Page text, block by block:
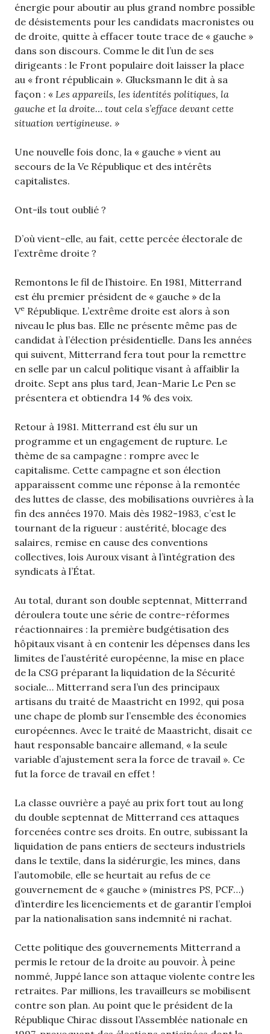
énergie pour aboutir au plus grand nombre possible
de désistements pour les candidats macronistes ou
de droite, quitte à effacer toute trace de « gauche »
dans son discours. Comme le dit l’un de ses
dirigeants : le Front populaire doit laisser la place
au « front républicain ». Glucksmann le dit à sa
façon : « Les appareils, les identités politiques, la
gauche et la droite… tout cela s’efface devant cette
situation vertigineuse. »
Une nouvelle fois donc, la « gauche » vient au
secours de la Ve République et des intérêts
capitalistes.
Ont-ils tout oublié ?
D’où vient-elle, au fait, cette percée électorale de
l’extrême droite ?
Remontons le fil de l’histoire. En 1981, Mitterrand
est élu premier président de « gauche » de la
Ve République. L’extrême droite est alors à son
niveau le plus bas. Elle ne présente même pas de
candidat à l’élection présidentielle. Dans les années
qui suivent, Mitterrand fera tout pour la remettre
en selle par un calcul politique visant à affaiblir la
droite. Sept ans plus tard, Jean-Marie Le Pen se
présentera et obtiendra 14 % des voix.
Retour à 1981. Mitterrand est élu sur un
programme et un engagement de rupture. Le
thème de sa campagne : rompre avec le
capitalisme. Cette campagne et son élection
apparaissent comme une réponse à la remontée
des luttes de classe, des mobilisations ouvrières à la
fin des années 1970. Mais dès 1982-1983, c’est le
tournant de la rigueur : austérité, blocage des
salaires, remise en cause des conventions
collectives, lois Auroux visant à l’intégration des
syndicats à l’État.
Au total, durant son double septennat, Mitterrand
déroulera toute une série de contre-réformes
réactionnaires : la première budgétisation des
hôpitaux visant à en contenir les dépenses dans les
limites de l’austérité européenne, la mise en place
de la CSG préparant la liquidation de la Sécurité
sociale… Mitterrand sera l’un des principaux
artisans du traité de Maastricht en 1992, qui posa
une chape de plomb sur l’ensemble des économies
européennes. Avec le traité de Maastricht, disait ce
haut responsable bancaire allemand, « la seule
variable d’ajustement sera la force de travail ». Ce
fut la force de travail en effet !
La classe ouvrière a payé au prix fort tout au long
du double septennat de Mitterrand ces attaques
forcenées contre ses droits. En outre, subissant la
liquidation de pans entiers de secteurs industriels
dans le textile, dans la sidérurgie, les mines, dans
l’automobile, elle se heurtait au refus de ce
gouvernement de « gauche » (ministres PS, PCF…)
d’interdire les licenciements et de garantir l’emploi
par la nationalisation sans indemnité ni rachat.
Cette politique des gouvernements Mitterrand a
permis le retour de la droite au pouvoir. À peine
nommé, Juppé lance son attaque violente contre les
retraites. Par millions, les travailleurs se mobilisent
contre son plan. Au point que le président de la
République Chirac dissout l’Assemblée nationale en